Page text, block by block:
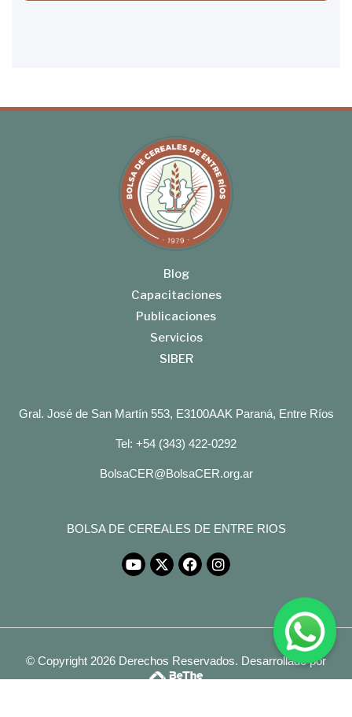
Blog
Capacitaciones
Publicaciones
Servicios
SIBER
Gral. José de San Martín 553, E3100AAK Paraná, Entre Ríos
Tel: +54 (343) 422-0292
BolsaCER@BolsaCER.org.ar
BOLSA DE CEREALES DE ENTRE RIOS
© Copyright 2026 Derechos Reservados. Desarrollado por